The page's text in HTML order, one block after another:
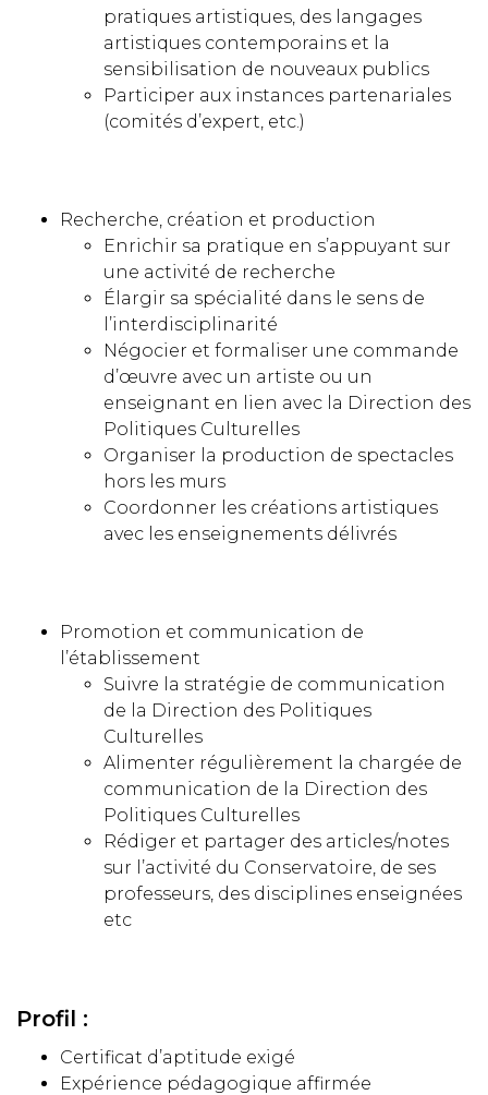
pratiques artistiques, des langages
artistiques contemporains et la
sensibilisation de nouveaux publics
Participer aux instances partenariales
(comités d’expert, etc.)
Recherche, création et production
Enrichir sa pratique en s’appuyant sur
une activité de recherche
Élargir sa spécialité dans le sens de
l’interdisciplinarité
Négocier et formaliser une commande
d’œuvre avec un artiste ou un
enseignant en lien avec la Direction des
Politiques Culturelles
Organiser la production de spectacles
hors les murs
Coordonner les créations artistiques
avec les enseignements délivrés
Promotion et communication de
l’établissement
Suivre la stratégie de communication
de la Direction des Politiques
Culturelles
Alimenter régulièrement la chargée de
communication de la Direction des
Politiques Culturelles
Rédiger et partager des articles/notes
sur l’activité du Conservatoire, de ses
professeurs, des disciplines enseignées
etc
Profil :
Certificat d’aptitude exigé
Expérience pédagogique affirmée